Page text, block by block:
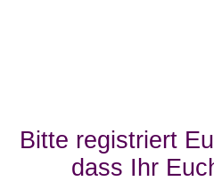
Bitte registriert
dass Ihr